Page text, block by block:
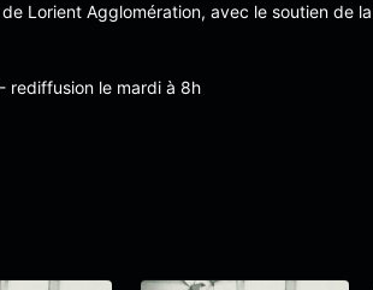
Lorient Agglomération, avec le soutien de
rediffusion le mardi à 8h